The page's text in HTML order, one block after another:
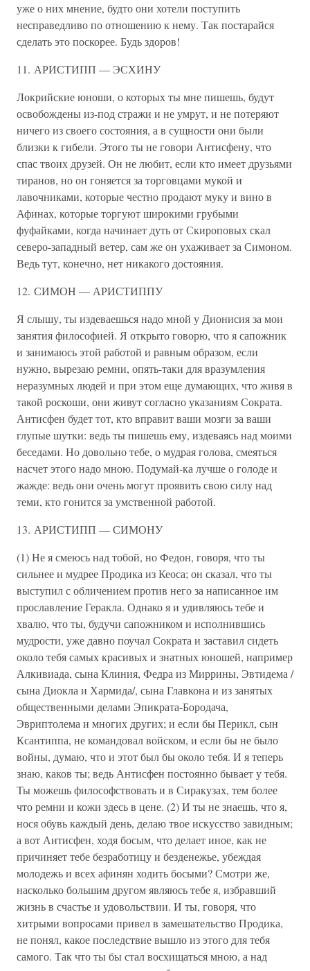
уже о них мнение, будто они хотели поступить
несправедливо по отношению к нему. Так постарайся
сделать это поскорее. Будь здоров!
11. АРИСТИПП — ЭСХИНУ
Локрийские юноши, о которых ты мне пишешь, будут
освобождены из-под стражи и не умрут, и не потеряют
ничего из своего состояния, а в сущности они были
близки к гибели. Этого ты не говори Антисфену, что
спас твоих друзей. Он не любит, если кто имеет друзьями
тиранов, но он гоняется за торговцами мукой и
лавочниками, которые честно продают муку и вино в
Афинах, которые торгуют широкими грубыми
фуфайками, когда начинает дуть от Скироповых скал
северо-западный ветер, сам же он ухаживает за Симоном.
Ведь тут, конечно, нет никакого достояния.
12. СИМОН — АРИСТИППУ
Я слышу, ты издеваешься надо мной у Дионисия за мои
занятия философией. Я открыто говорю, что я сапожник
и занимаюсь этой работой и равным образом, если
нужно, вырезаю ремни, опять-таки для вразумления
неразумных людей и при этом еще думающих, что живя в
такой роскоши, они живут согласно указаниям Сократа.
Антисфен будет тот, кто вправит ваши мозги за ваши
глупые шутки: ведь ты пишешь ему, издеваясь над моими
беседами. Но довольно тебе, о мудрая голова, смеяться
насчет этого надо мною. Подумай-ка лучше о голоде и
жажде: ведь они очень могут проявить свою силу над
теми, кто гонится за умственной работой.
13. АРИСТИПП — СИМОНУ
(1) Не я смеюсь над тобой, но Федон, говоря, что ты
сильнее и мудрее Продика из Кеоса; он сказал, что ты
выступил с обличением против него за написанное им
прославление Геракла. Однако я и удивляюсь тебе и
хвалю, что ты, будучи сапожником и исполнившись
мудрости, уже давно поучал Сократа и заставил сидеть
около тебя самых красивых и знатных юношей, например
Алкивиада, сына Клиния, Федра из Миррины, Эвтидема /
сына Диокла и Хармида/, сына Главкона и из занятых
общественными делами Эпикрата-Бородача,
Эвриптолема и многих других; и если бы Перикл, сын
Ксантиппа, не командовал войском, и если бы не было
войны, думаю, что и этот был бы около тебя. И я теперь
знаю, каков ты; ведь Антисфен постоянно бывает у тебя.
Ты можешь философствовать и в Сиракузах, тем более
что ремни и кожи здесь в цене. (2) И ты не знаешь, что я,
нося обувь каждый день, делаю твое искусство завидным;
а вот Антисфен, ходя босым, что делает иное, как не
причиняет тебе безработицу и безденежье, убеждая
молодежь и всех афинян ходить босыми? Смотри же,
насколько большим другом являюсь тебе я, избравший
жизнь в счастье и удовольствии. И ты, говоря, что
хитрыми вопросами привел в замешательство Продика,
не понял, какое последствие вышло из этого для тебя
самого. Так что ты бы стал восхищаться мною, а над